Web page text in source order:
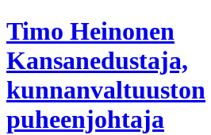
Timo Heinonen
Kansanedustaja,
kunnanvaltuuston
puheenjohtaja